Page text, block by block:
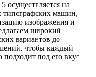
осуществляется на
типографских машин,
изображения и
широкий
вариантов до
чтобы каждый
под его вкус